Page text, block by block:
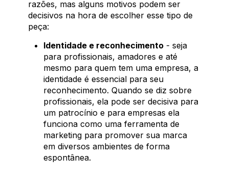
razões, mas alguns motivos podem ser
decisivos na hora de escolher esse tipo de
peça:
Identidade e reconhecimento - seja
para profissionais, amadores e até
mesmo para quem tem uma empresa, a
identidade é essencial para seu
reconhecimento. Quando se diz sobre
profissionais, ela pode ser decisiva para
um patrocínio e para empresas ela
funciona como uma ferramenta de
marketing para promover sua marca
em diversos ambientes de forma
espontânea.